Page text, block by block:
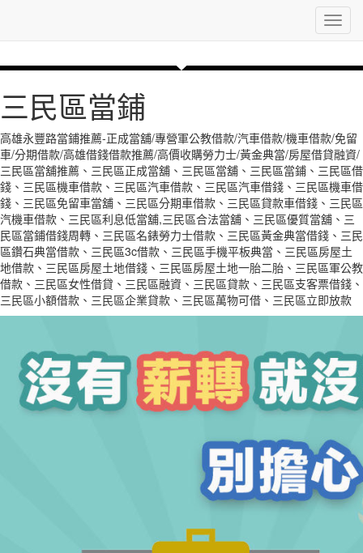
三民區當鋪
高雄永豐路當鋪推薦-正成當舖/專營軍公教借款/汽車借款/機車借款/免留
車/分期借款/高雄借錢借款推薦/高價收購勞力士/黃金典當/房屋借貸融資/
三民區當舖推薦、三民區正成當舖、三民區當舖、三民區當鋪、三民區借
錢、三民區機車借款、三民區汽車借款、三民區汽車借錢、三民區機車借
錢、三民區免留車當舖、三民區分期車借款、三民區貸款車借錢、三民區
汽機車借款、三民區利息低當舖,三民區合法當舖、三民區優質當舖、三
民區當鋪借錢周轉、三民區名錶勞力士借款、三民區黃金典當借錢、三民
區鑽石典當借款、三民區3c借款、三民區手機平板典當、三民區房屋土
地借款、三民區房屋土地借錢、三民區房屋土地一胎二胎、三民區軍公教
借款、三民區女性借貸、三民區融資、三民區貸款、三民區支客票借錢、
三民區小額借款、三民區企業貸款、三民區萬物可借、三民區立即放款